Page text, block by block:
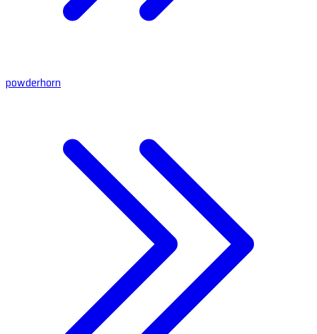
powderhorn